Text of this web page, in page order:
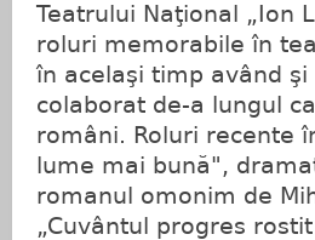
Teatrului Naţional „Ion
roluri memorabile în
în acelaşi timp având
colaborat de-a lungul
români. Roluri recente
lume mai bună",
romanul omonim de
„Cuvântul progres